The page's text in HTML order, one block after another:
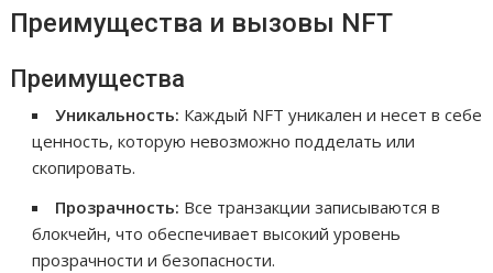
Преимущества и вызовы NFT
Преимущества
Уникальность: Каждый NFT уникален и несет в себе
ценность, которую невозможно подделать или
скопировать.
Прозрачность: Все транзакции записываются в
блокчейн, что обеспечивает высокий уровень
прозрачности и безопасности.